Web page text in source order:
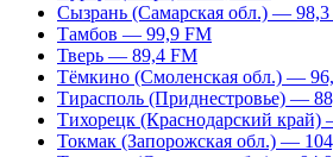
Сызрань (Самарская обл.) —
Тамбов — 99,9 FM
Тверь — 89,4 FM
Тёмкино (Смоленская обл.) —
Тирасполь (Приднестровье) —
Тихорецк (Краснодарский
Токмак (Запорожская обл.) —